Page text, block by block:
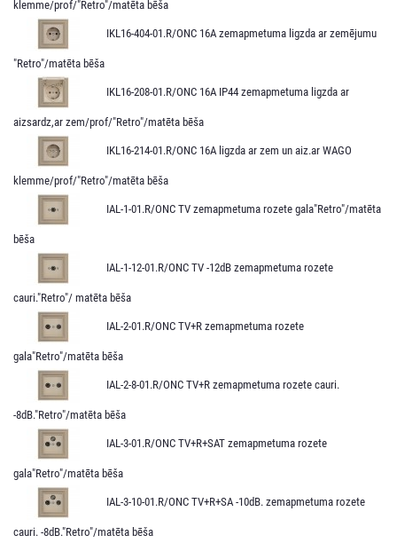
klemme/prof/"Retro"/matēta bēša
IKL16-404-01.R/ONC 16A zemapmetuma ligzda ar zemējumu
"Retro"/matēta bēša
IKL16-208-01.R/ONC 16A IP44 zemapmetuma ligzda ar
aizsardz,ar zem/prof/"Retro"/matēta bēša
IKL16-214-01.R/ONC 16A ligzda ar zem un aiz.ar WAGO
klemme/prof/"Retro"/matēta bēša
IAL-1-01.R/ONC TV zemapmetuma rozete gala"Retro"/matēta
bēša
IAL-1-12-01.R/ONC TV -12dB zemapmetuma rozete
cauri."Retro"/ matēta bēša
IAL-2-01.R/ONC TV+R zemapmetuma rozete
gala"Retro"/matēta bēša
IAL-2-8-01.R/ONC TV+R zemapmetuma rozete cauri.
-8dB."Retro"/matēta bēša
IAL-3-01.R/ONC TV+R+SAT zemapmetuma rozete
gala"Retro"/matēta bēša
IAL-3-10-01.R/ONC TV+R+SA -10dB. zemapmetuma rozete
cauri. -8dB."Retro"/matēta bēša